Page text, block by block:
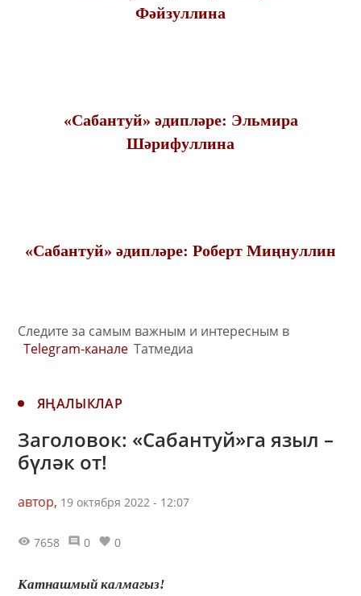
Фәйзуллина
«Сабантуй» әдипләре: Эльмира
Шәрифуллина
«Сабантуй» әдипләре: Роберт Миңнуллин
Следите за самым важным и интересным в
Telegram-канале Татмедиа
ЯҢАЛЫКЛАР
Заголовок: «Сабантуй»га языл –
бүләк от!
автор, 19 октября 2022 - 12:07
7658 0 0
Катнашмый калмагыз!